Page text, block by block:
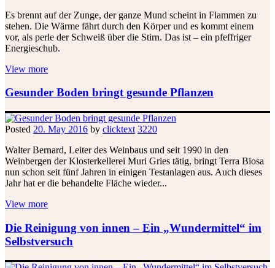
Es brennt auf der Zunge, der ganze Mund scheint in Flammen zu
stehen. Die Wärme fährt durch den Körper und es kommt einem
vor, als perle der Schweiß über die Stirn. Das ist – ein pfeffriger
Energieschub.
View more
Gesunder Boden bringt gesunde Pflanzen
Posted 20. May 2016 by clicktext 3220
Walter Bernard, Leiter des Weinbaus und seit 1990 in den
Weinbergen der Klosterkellerei Muri Gries tätig, bringt Terra Biosa
nun schon seit fünf Jahren in einigen Testanlagen aus. Auch dieses
Jahr hat er die behandelte Fläche wieder...
View more
Die Reinigung von innen – Ein „Wundermittel“ im
Selbstversuch